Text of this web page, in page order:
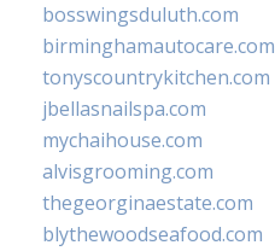
bosswingsduluth.com
birminghamautocare.com
tonyscountrykitchen.com
jbellasnailspa.com
mychaihouse.com
alvisgrooming.com
thegeorginaestate.com
blythewoodseafood.com